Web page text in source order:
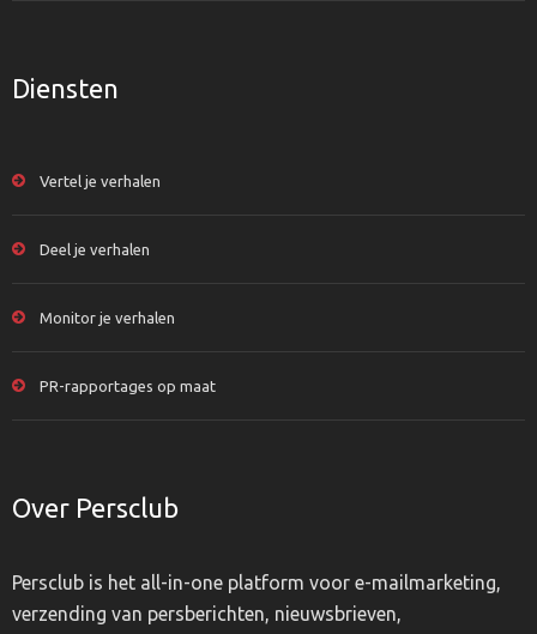
Diensten
Vertel je verhalen
Deel je verhalen
Monitor je verhalen
PR-rapportages op maat
Over Persclub
Persclub is het all-in-one platform voor e-mailmarketing,
verzending van persberichten, nieuwsbrieven,